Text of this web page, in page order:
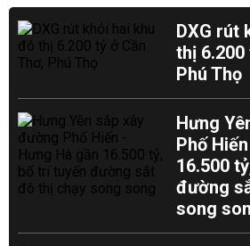
DXG rút
thị 6.200
Phú Thọ
Hưng
Phố
16.500
đường
song